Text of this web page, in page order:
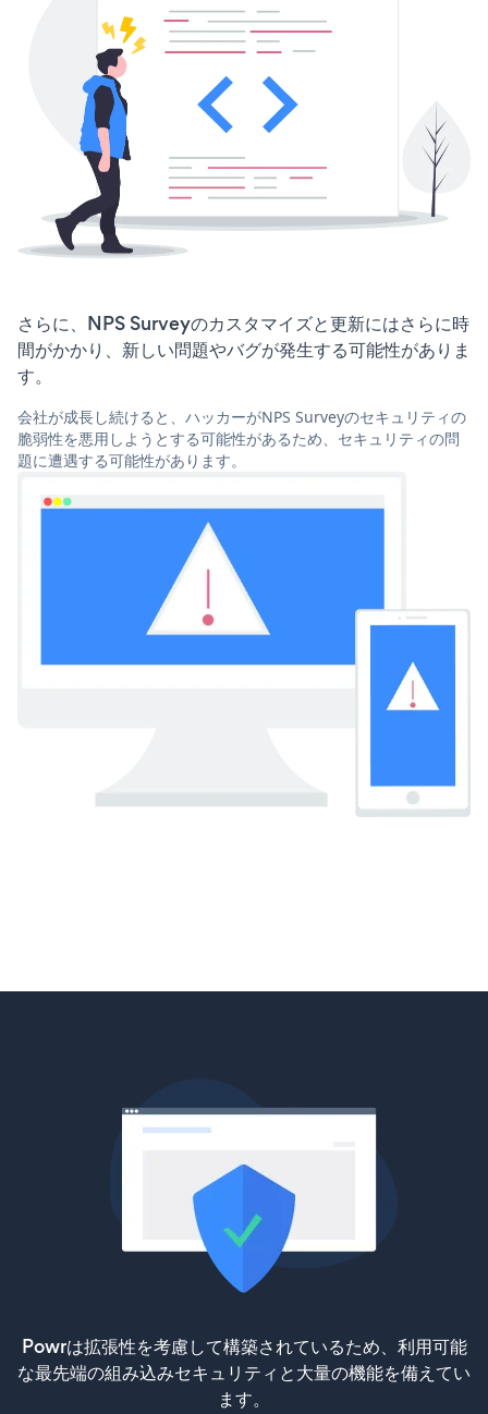
さらに、NPS Surveyのカスタマイズと更新にはさらに時
間がかかり、新しい問題やバグが発生する可能性がありま
す。
会社が成長し続けると、ハッカーがNPS Surveyのセキュリティの
脆弱性を悪用しようとする可能性があるため、セキュリティの問
題に遭遇する可能性があります。
Powrは拡張性を考慮して構築されているため、利用可能
な最先端の組み込みセキュリティと大量の機能を備えてい
ます。